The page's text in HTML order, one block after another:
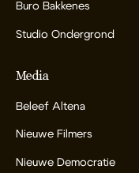
Buro Bakkenes
Studio Ondergrond
Media
Beleef Altena
Nieuwe Filmers
Nieuwe Democratie